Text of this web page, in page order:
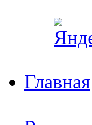
Главная